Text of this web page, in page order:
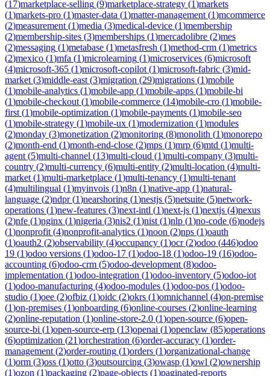
(17)marketplace-selling (9)marketplace-strategy (1)markets
(1)markets-pro (1)master-data (1)matter-management (1)mcommerce
(2)measurement (1)media (3)medical-device (1)membership
(2)membership-sites (3)memberships (1)mercadolibre (2)mes
(2)messaging (1)metabase (1)metasfresh (1)method-crm (1)metrics
(2)mexico (1)mfa (1)microlearning (1)microservices (6)microsoft
(4)microsoft-365 (1)microsoft-copilot (1)microsoft-fabric (3)mid-
market (3)middle-east (3)migration (29)migrations (1)mobile
(1)mobile-analytics (1)mobile-app (1)mobile-apps (1)mobile-bi
(1)mobile-checkout (1)mobile-commerce (14)mobile-cro (1)mobile-
first (1)mobile-optimization (1)mobile-payments (1)mobile-seo
(1)mobile-strategy (1)mobile-ux (1)modernization (1)modules
(2)monday (3)monetization (2)monitoring (8)monolith (1)monorepo
(2)month-end (1)month-end-close (2)mps (1)mrp (6)mtd (1)multi-
agent (5)multi-channel (13)multi-cloud (1)multi-company (3)multi-
country (2)multi-currency (6)multi-entity (2)multi-location (4)multi-
market (1)multi-marketplace (1)multi-tenancy (1)multi-tenant
(4)multilingual (1)myinvois (1)n8n (1)native-app (1)natural-
language (2)ndpr(1)nearshoring (1)nestjs (5)netsuite (5)network-
operations (1)new-features (3)next-intl (1)next-js (1)nextjs (4)nexus
(2)nfe (1)nginx (1)nigeria (3)nis2 (1)nist (1)nlp (1)no-code (6)nodejs
(1)nonprofit (4)nonprofit-analytics (1)noon (2)nps (1)oauth
(1)oauth2 (2)observability (4)occupancy (1)ocr(2)odoo (446)odoo
19 (1)odoo versions (1)odoo-17 (1)odoo-18 (1)odoo-19 (16)odoo-
accounting (6)odoo-crm (5)odoo-development (8)odoo-
implementation (1)odoo-integration (1)odoo-inventory (5)odoo-iot
(1)odoo-manufacturing (4)odoo-modules (1)odoo-pos (1)odoo-
studio (1)oee (2)ofbiz (1)oidc (2)okrs (1)omnichannel (4)on-premise
(1)on-premises (1)onboarding (6)online-courses (2)online-learning
(2)online-reputation (1)online-store-2.0 (1)open-source (6)open-
source-bi (1)open-source-erp (13)openai (1)openclaw (85)operations
(6)optimization (21)orchestration (6)order-accuracy (1)order-
management (2)order-routing (1)orders (1)organizational-change
(1)orm (3)oss (1)otto (3)outsourcing (3)owasp (1)owl (2)ownership
(1)ozon (1)packaging (2)page-objects (1)paginated-reports